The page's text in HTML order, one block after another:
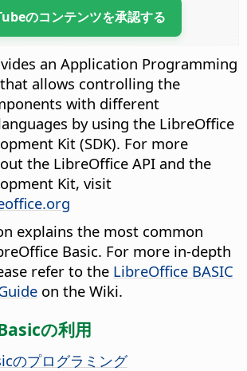
のコンテンツを承認する
an Application Programming
allows controlling the
with different
by using the LibreOffice
Kit (SDK). For more
the LibreOffice API and the
Kit, visit
explains the most common
Basic. For more in-depth
refer to the LibreOffice BASIC
on the Wiki.
の利用
のプログラミング